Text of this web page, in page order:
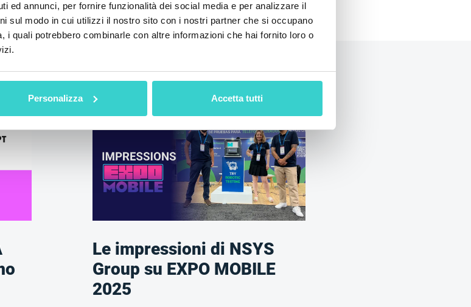
ed annunci, per fornire funzionalità dei social media e per analizzare il
sul modo in cui utilizzi il nostro sito con i nostri partner che si occupano
i quali potrebbero combinarle con altre informazioni che hai fornito loro o
Personalizza Accetta tutti
Leggi anche
Le impressioni di NSYS
Group su EXPO MOBILE
2025